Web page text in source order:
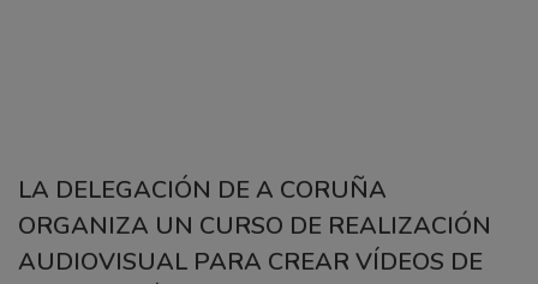
LA DELEGACIÓN DE A CORUÑA
ORGANIZA UN CURSO DE REALIZACIÓN
AUDIOVISUAL PARA CREAR VÍDEOS DE